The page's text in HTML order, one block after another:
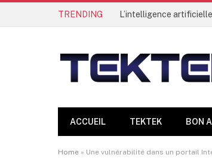
TRENDING
ACCUEIL TEKTEK BON
Home » Une vulnérabilité dans un portail